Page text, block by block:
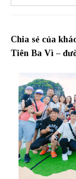
Chia sẻ của
Tiên Ba Vì –